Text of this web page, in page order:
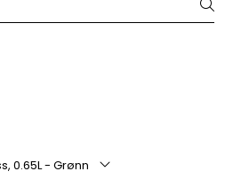
vår forhandlerportal
0.65L - Grønn